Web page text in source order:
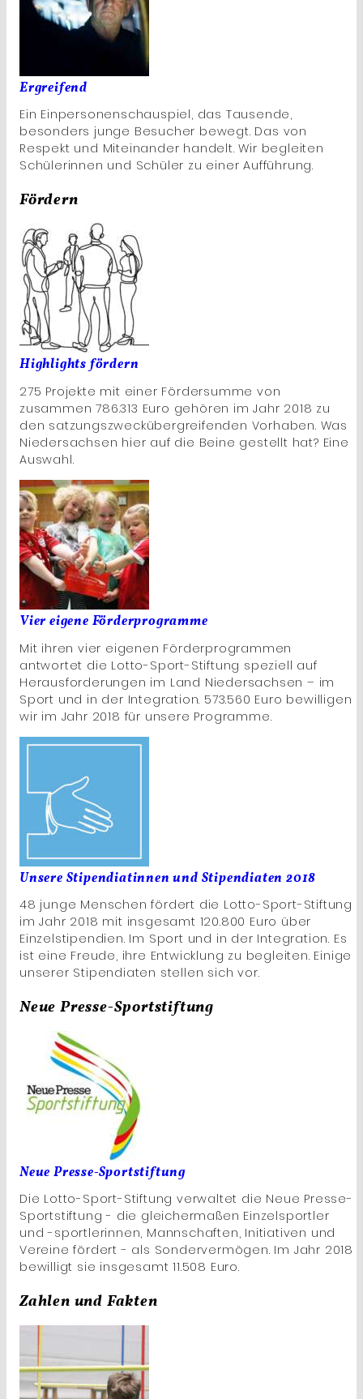
Ergreifend
Ein Einpersonenschauspiel, das Tausende,
besonders junge Besucher bewegt. Das von
Respekt und Miteinander handelt. Wir begleiten
Schülerinnen und Schüler zu einer Aufführung.
Fördern
Highlights fördern
275 Projekte mit einer Fördersumme von
zusammen 786.313 Euro gehören im Jahr 2018 zu
den satzungszweckübergreifenden Vorhaben. Was
Niedersachsen hier auf die Beine gestellt hat? Eine
Auswahl.
Vier eigene Förderprogramme
Mit ihren vier eigenen Förderprogrammen
antwortet die Lotto-Sport-Stiftung speziell auf
Herausforderungen im Land Niedersachsen – im
Sport und in der Integration. 573.560 Euro bewilligen
wir im Jahr 2018 für unsere Programme.
Unsere Stipendiatinnen und Stipendiaten 2018
48 junge Menschen fördert die Lotto-Sport-Stiftung
im Jahr 2018 mit insgesamt 120.800 Euro über
Einzelstipendien. Im Sport und in der Integration. Es
ist eine Freude, ihre Entwicklung zu begleiten. Einige
unserer Stipendiaten stellen sich vor.
Neue Presse-Sportstiftung
Neue Presse-Sportstiftung
Die Lotto-Sport-Stiftung verwaltet die Neue Presse-
Sportstiftung - die gleichermaßen Einzelsportler
und -sportlerinnen, Mannschaften, Initiativen und
Vereine fördert - als Sondervermögen. Im Jahr 2018
bewilligt sie insgesamt 11.508 Euro.
Zahlen und Fakten